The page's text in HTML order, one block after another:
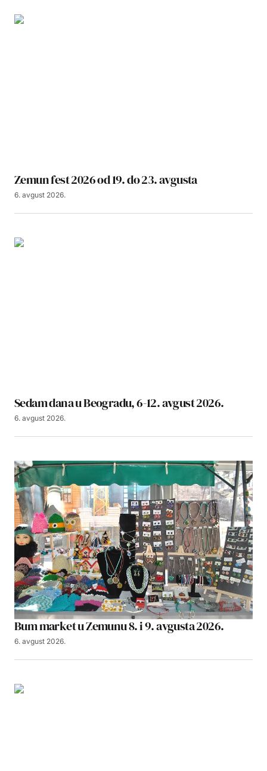
Zemun fest 2026 od 19. do 23. avgusta
6. avgust 2026.
Sedam dana u Beogradu, 6-12. avgust 2026.
6. avgust 2026.
Bum market u Zemunu 8. i 9. avgusta 2026.
6. avgust 2026.